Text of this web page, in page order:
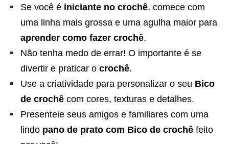
Se você é iniciante no crochê, comece com
uma linha mais grossa e uma agulha maior para
aprender como fazer crochê.
Não tenha medo de errar! O importante é se
divertir e praticar o crochê.
Use a criatividade para personalizar o seu Bico
de crochê com cores, texturas e detalhes.
Presenteie seus amigos e familiares com uma
lindo pano de prato com Bico de crochê feito